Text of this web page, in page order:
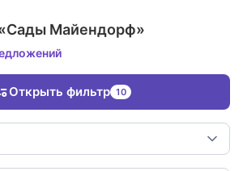
Майендорф»
Открыть фильтр 10